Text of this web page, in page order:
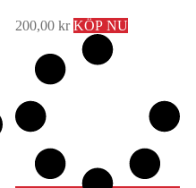
200,00kr KÖP NU